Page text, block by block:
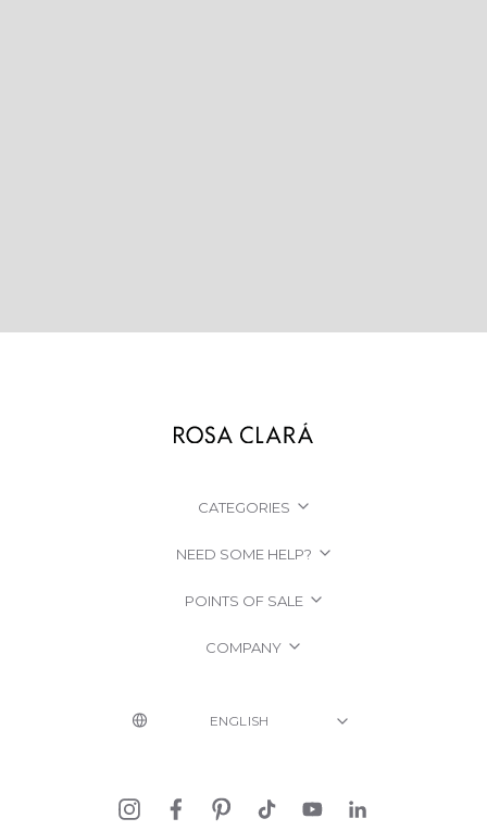
CATEGORIES
NEED SOME HELP?
POINTS OF SALE
COMPANY